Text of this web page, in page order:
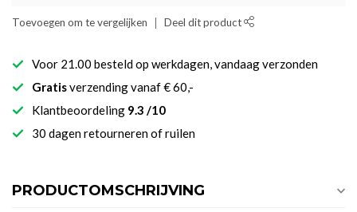
Toevoegen om te vergelijken Deel dit product
Voor 21.00 besteld op werkdagen, vandaag verzonden
Gratisverzending vanaf € 60,-
Klantbeoordeling 9.3 /10
30 dagen retourneren of ruilen
PRODUCTOMSCHRIJVING